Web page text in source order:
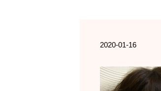
2020-01-16